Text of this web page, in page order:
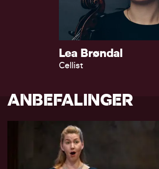
Lea Brøndal
Cellist
ANBEFALINGER
DR VOKALENSEMBLET | CARSTEN
SEYER-HANSEN VÆRT OG DIRIGENT